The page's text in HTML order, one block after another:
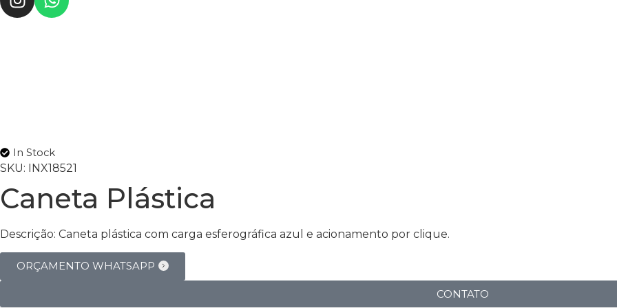
In Stock
SKU: INX18521
Caneta Plástica
Descrição: Caneta plástica com carga esferográfica azul e acionamento por clique.
ORÇAMENTO WHATSAPP
CONTATO